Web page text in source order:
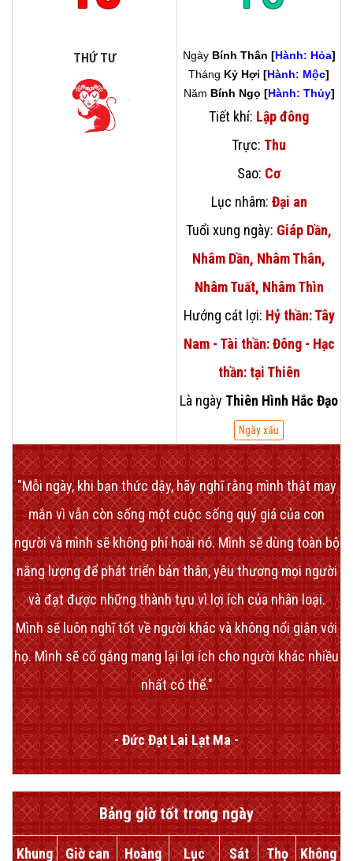
THỨ TƯ Ngày Bính Thân [Hành: Hỏa]
Tháng Kỷ Hợi [Hành: Mộc]
Năm Bính Ngọ [Hành: Thủy]
Tiết khí: Lập đông
Trực: Thu
Sao: Cơ
Lục nhâm: Đại an
Tuổi xung ngày: Giáp Dần,
Nhâm Dần, Nhâm Thân,
Nhâm Tuất, Nhâm Thìn
Hướng cát lợi: Hỷ thần: Tây
Nam - Tài thần: Đông - Hạc
thần: tại Thiên
Là ngày Thiên Hình Hắc Đạo
Ngày xấu
"Mỗi ngày, khi bạn thức dậy, hãy nghĩ rằng mình thật may
mắn vì vẫn còn sống một cuộc sống quý giá của con
người và mình sẽ không phí hoài nó. Mình sẽ dùng toàn bộ
năng lượng để phát triển bản thân, yêu thương mọi người
và đạt được những thành tựu vì lợi ích của nhân loại.
Mình sẽ luôn nghĩ tốt về người khác và không nổi giận với
họ. Mình sẽ cố gắng mang lại lợi ích cho người khác nhiều
nhất có thể."
- Đức Đạt Lai Lạt Ma -
Bảng giờ tốt trong ngày
Khung
Giờ can
Hoàng
Lục
Sát
Thọ
Không